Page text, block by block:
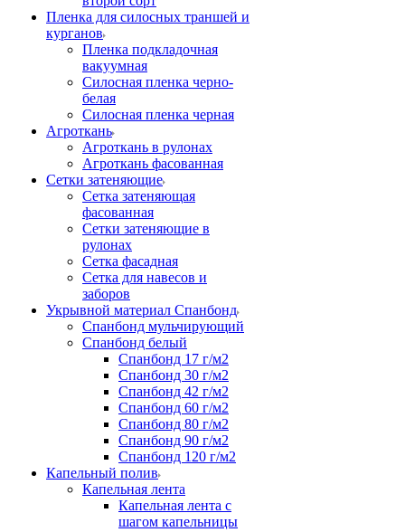
Пленка для силосных траншей и
курганов
Пленка подкладочная
вакуумная
Силосная пленка черно-
белая
Силосная пленка черная
Агроткань
Агроткань в рулонах
Агроткань фасованная
Сетки затеняющие
Сетка затеняющая
фасованная
Сетки затеняющие в
рулонах
Сетка фасадная
Сетка для навесов и
заборов
Укрывной материал Спанбонд
Спанбонд мульчирующий
Спанбонд белый
Спанбонд 17 г/м2
Спанбонд 30 г/м2
Спанбонд 42 г/м2
Спанбонд 60 г/м2
Спанбонд 80 г/м2
Спанбонд 90 г/м2
Спанбонд 120 г/м2
Капельный полив
Капельная лента
Капельная лента с
шагом капельницы